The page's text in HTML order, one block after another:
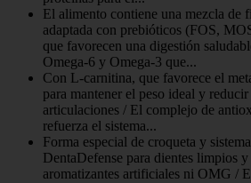
El alimento contiene una mezcla de
adaptada con prebióticos (FOS,
que favorecen una digestión
Omega-6 y Omega-3 que...
Con L-carnitina, que favorece el
para mantener el peso ideal y
articulaciones / El complejo de
refuerza el sistema...
Forma especial de croqueta y
DentaDefense para dientes limpios
aromatizantes artificiales ni OMG /